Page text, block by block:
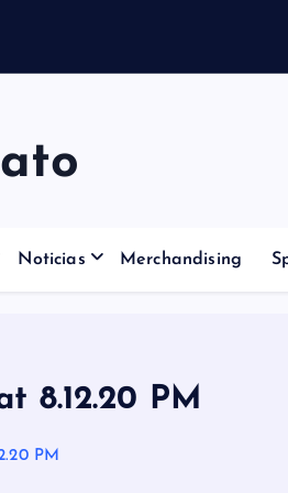
Noticias Merchandising
8.12.20 PM
PM